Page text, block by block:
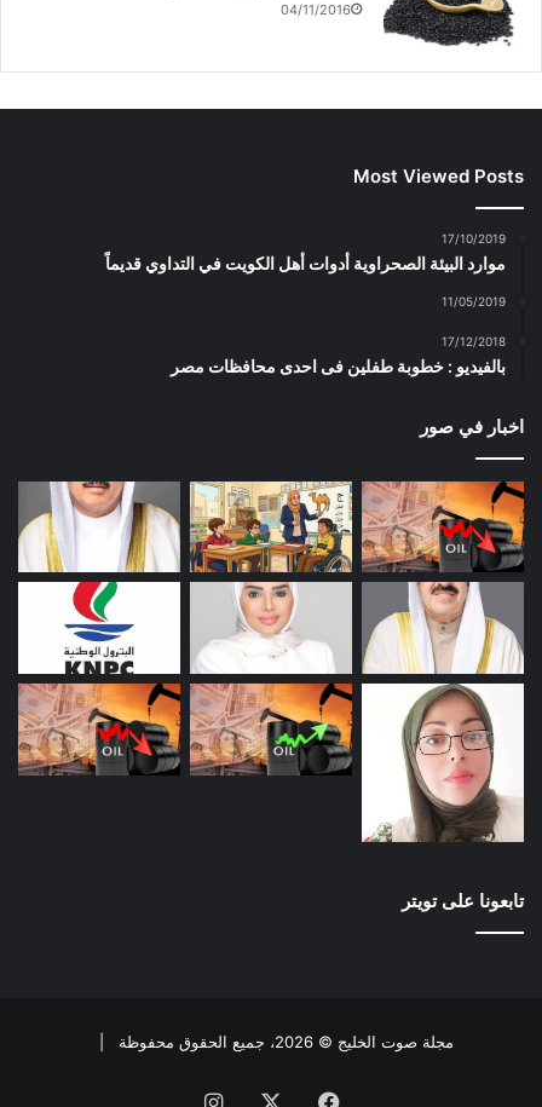
04/11/2016
Most Viewed Posts
17/10/2019
موارد البيئة الصحراوية أدوات أهل الكويت في التداوي قديماً
11/05/2019
17/12/2018
بالفيديو : خطوبة طفلين فى احدى محافظات مصر
اخبار في صور
تابعونا على تويتر
مجلة صوت الخليج © 2026، جميع الحقوق محفوظة |
فيسبوك انستقرام